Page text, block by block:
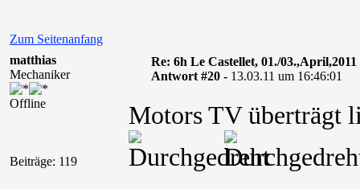
Zum Seitenanfang
matthias
Mechaniker
Offline
Beiträge: 119
Re: 6h Le Castellet, 01./03.,April,2011
Antwort #20 - 13.03.11 um 16:46:01
Motors TV überträgt